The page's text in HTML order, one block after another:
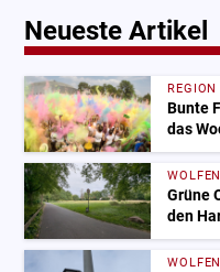
Neueste Artikel
REGION
Bunte
das
Grüne
den